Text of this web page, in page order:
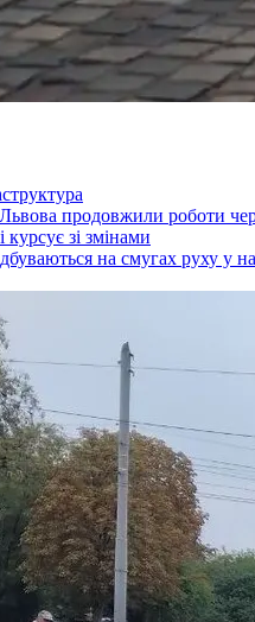
продовжили роботи
зі змінами
на смугах руху у